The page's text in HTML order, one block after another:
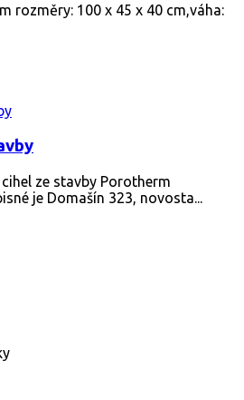
rozměry: 100 x 45 x 40 cm,váha:
ze stavby Porotherm
je Domašín 323, novosta...